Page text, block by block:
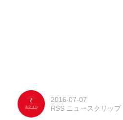
2016-07-07
RSS ニュースクリップ